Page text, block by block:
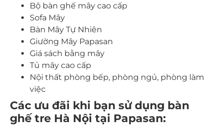
Bộ bàn ghế mây cao cấp
Sofa Mây
Bàn Mây Tự Nhiên
Giường Mây Papasan
Giá sách bằng mây
Tủ mây cao cấp
Nội thất phòng bếp, phòng ngủ, phòng làm
việc
Các ưu đãi khi bạn sử dụng bàn
ghế tre Hà Nội tại Papasan: